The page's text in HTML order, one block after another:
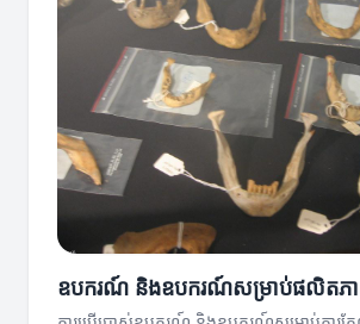
ឧបករណ៍ និងឧបករណ៍សម្រាប់ផលិតភាព